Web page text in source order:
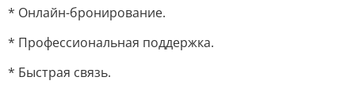
* Онлайн-бронирование.
* Профессиональная поддержка.
* Быстрая связь.